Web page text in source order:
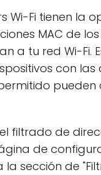
Wi-Fi tienen la
MAC de
a tu red Wi-Fi.
con las
filtrado de
de
la sección de